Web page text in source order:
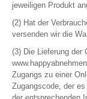
jeweiligen Produkt
(2) Hat der
versenden wir die
(3) Die Lieferung der
Zugangs zu einer
Zugangscode, der